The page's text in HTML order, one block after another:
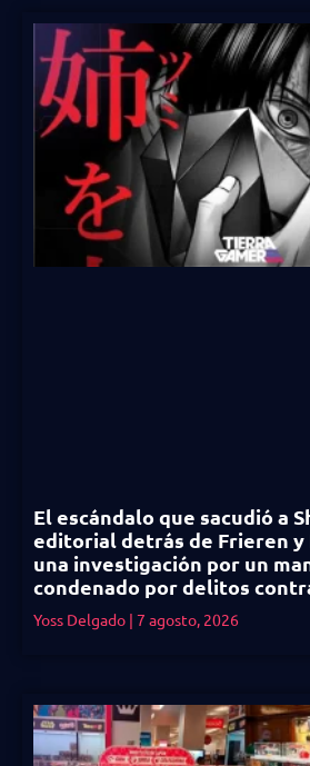
El escándalo que sacudió a
editorial detrás de Frieren y
una investigación por un
condenado por delitos
Yoss Delgado 7 agosto, 2026